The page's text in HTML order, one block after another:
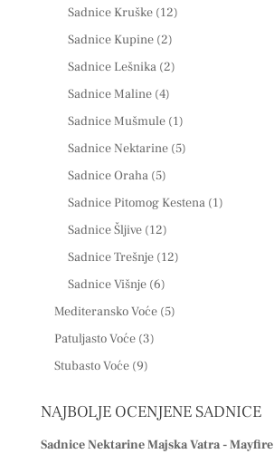
Sadnice Kruške (12)
Sadnice Kupine (2)
Sadnice Lešnika (2)
Sadnice Maline (4)
Sadnice Mušmule (1)
Sadnice Nektarine (5)
Sadnice Oraha (5)
Sadnice Pitomog Kestena (1)
Sadnice Šljive (12)
Sadnice Trešnje (12)
Sadnice Višnje (6)
Mediteransko Voće (5)
Patuljasto Voće (3)
Stubasto Voće (9)
NAJBOLJE OCENJENE SADNICE
Sadnice Nektarine Majska Vatra - Mayfire